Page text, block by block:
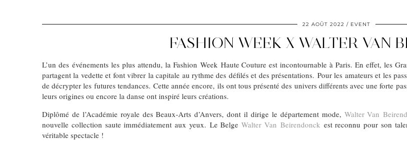
22 AOÛT 2022 EVENT
FASHION WEEK X WALTER VAN
L’un des événements les plus attendu, la Fashion Week Haute Couture est incontournable à Paris. En effet, les
partagent la vedette et font vibrer la capitale au rythme des défilés et des présentations. Pour les amateurs et les
de décrypter les futures tendances. Cette année encore, ils ont tous présenté des univers différents avec une forte
leurs origines ou encore la danse ont inspiré leurs créations.
Diplômé de l’Académie royale des Beaux-Arts d’Anvers, dont il dirige le département mode, Walter Van
nouvelle collection saute immédiatement aux yeux. Le BelgeWalter Van Beirendonck est reconnu pour son
véritable spectacle !